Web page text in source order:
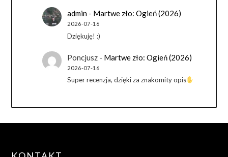
admin - Martwe zło: Ogień (2026)
2026-07-16
Dziękuję! :)
Poncjusz - Martwe zło: Ogień (2026)
2026-07-16
Super recenzja, dzięki za znakomity opis